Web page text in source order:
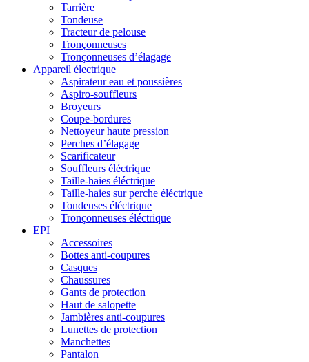
Tarrière
Tondeuse
Tracteur de pelouse
Tronçonneuses
Tronçonneuses d’élagage
Appareil électrique
Aspirateur eau et poussières
Aspiro-souffleurs
Broyeurs
Coupe-bordures
Nettoyeur haute pression
Perches d’élagage
Scarificateur
Souffleurs éléctrique
Taille-haies éléctrique
Taille-haies sur perche éléctrique
Tondeuses éléctrique
Tronçonneuses éléctrique
EPI
Accessoires
Bottes anti-coupures
Casques
Chaussures
Gants de protection
Haut de salopette
Jambières anti-coupures
Lunettes de protection
Manchettes
Pantalon